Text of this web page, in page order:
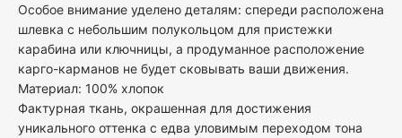
Особое внимание уделено деталям: спереди расположена
шлевка с небольшим полукольцом для пристежки
карабина или ключницы, а продуманное расположение
карго-карманов не будет сковывать ваши движения.
Материал: 100% хлопок
Фактурная ткань, окрашенная для достижения
уникального оттенка с едва уловимым переходом тона